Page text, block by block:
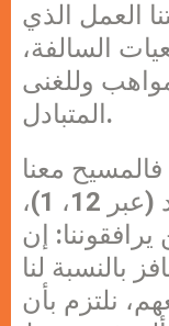
العمل الذي
السالفة،
وللغنى
المتبادل.
معنا
وفي الجمّ الغفير من الشهود (عبر 12، 1)،
إن
بالنسبة لنا
نلتزم بأن